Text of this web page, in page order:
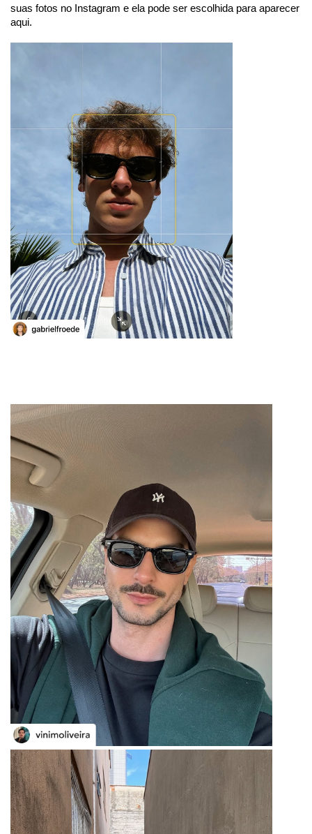
suas fotos no Instagram e ela pode ser escolhida para aparecer
aqui.